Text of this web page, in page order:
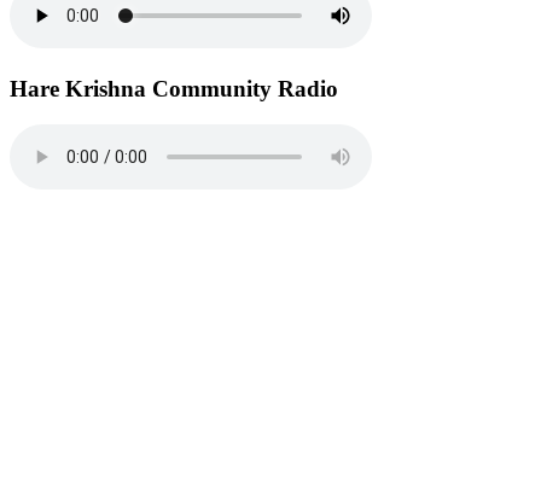
Hare Krishna Community Radio